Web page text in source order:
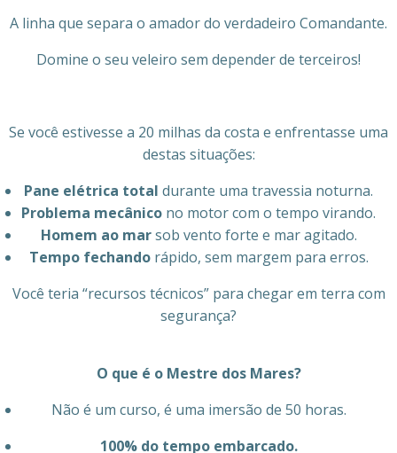
A linha que separa o amador do verdadeiro Comandante.
Domine o seu veleiro sem depender de terceiros!
Se você estivesse a 20 milhas da costa e enfrentasse uma
destas situações:
Pane elétrica total durante uma travessia noturna.
Problema mecânico no motor com o tempo virando.
Homem ao marsob vento forte e mar agitado.
Tempo fechandorápido, sem margem para erros.
Você teria “recursos técnicos” para chegar em terra com
segurança?
O que é o Mestre dos Mares?
Não é um curso, é uma imersão de 50 horas.
100% do tempo embarcado.